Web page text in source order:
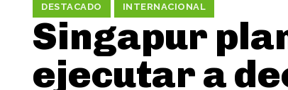
DESTACADO INTERNACIONAL
Singapur
ejecutar a